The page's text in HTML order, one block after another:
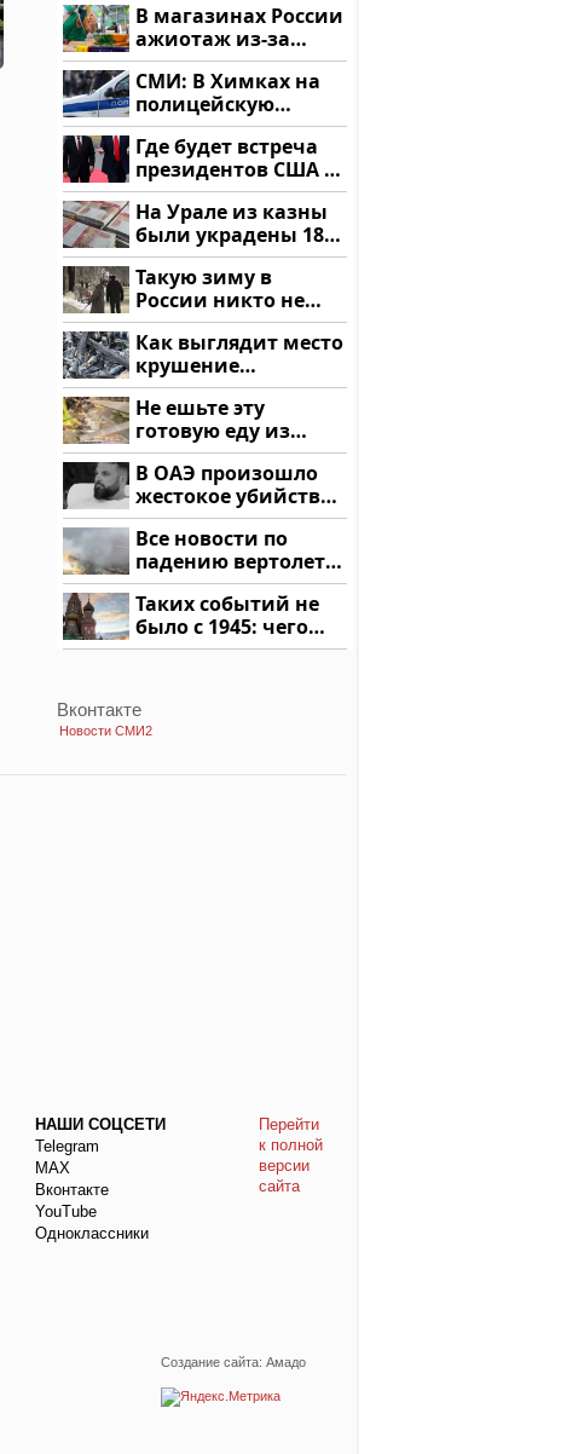
В магазинах России
ажиотаж из-за
этого продукта: что
купить?
СМИ: В Химках на
полицейскую
машину напали и
подожгли.
Где будет встреча
президентов США и
России: Европа?
На Урале из казны
были украдены 18
миллионов рублей
Такую зиму в
России никто не
ждал: как так?!
Как выглядит место
крушение
вертолета на
Кавказе: смотреть
Не ешьте эту
готовую еду из
магазина: список
В ОАЭ произошло
жестокое убийство
криптомиллионера
Все новости по
падению вертолета
на Кавказе: читать
здесь
Таких событий не
было с 1945: чего
ждать всем нам?
Вконтакте
Новости СМИ2
НАШИ СОЦСЕТИ
Telegram
МАХ
Вконтакте
YouTube
Одноклассники
Перейти
к полной
версии
сайта
Создание сайта: Амадо